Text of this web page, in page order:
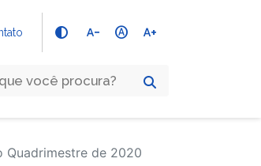
text_decrease hdr_auto text_increase
Quadrimestre de 2020